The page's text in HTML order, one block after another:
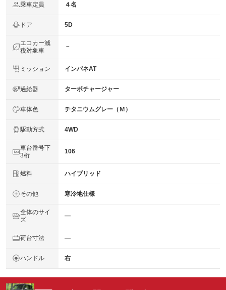
乗車定員 ４名
ドア 5D
エコカー減
税対象車
－
ミッション インパネAT
過給器 ターボチャージャー
車体色 チタニウムグレー（Ｍ）
駆動方式 4WD
車台番号下
3桁
106
燃料 ハイブリッド
その他 寒冷地仕様
全体のサイ
ズ
―
荷台寸法 ―
ハンドル 右